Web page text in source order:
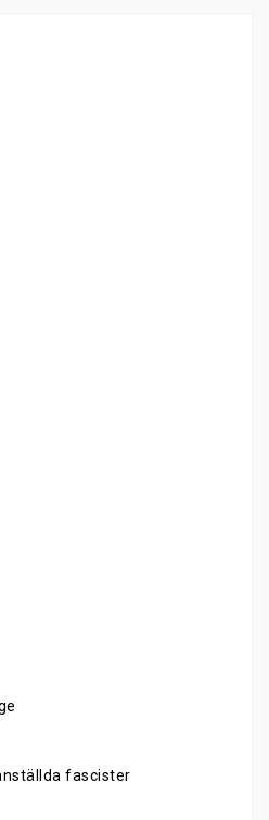
fascister